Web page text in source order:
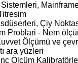
Çiy
Problari - Nem
Ölçümü ve
ara yüzleri
Ölçüm